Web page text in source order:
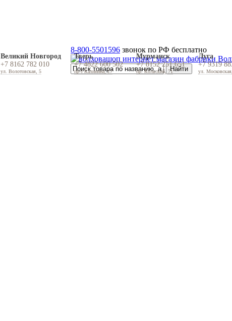
Великий Новгород
+7 8162 782 010
ул. Волотовская, 5
Тверь
+7 4822 600 502
пр-т Калинина, 17
Мурманск
+7 8152 251 651
пр. Кольский, 71
Луга
+7 9319
ул.
8-800-5501596 звонок по РФ бесплатно